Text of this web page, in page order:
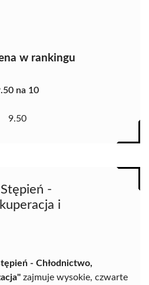
w rankingu
na 10
9.50
-
i
- Chłodnictwo,
zajmuje wysokie, czwarte